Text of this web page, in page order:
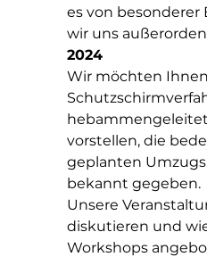
es von besonderer
wir uns
2024
Wir möchten
vorstellen, die
geplanten
bekannt gegeben.
Unsere
diskutieren und
Workshops